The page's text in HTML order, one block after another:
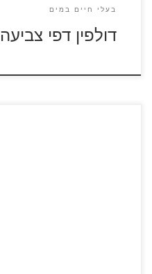
בעלי חיים במים
דולפין דפי צביעה